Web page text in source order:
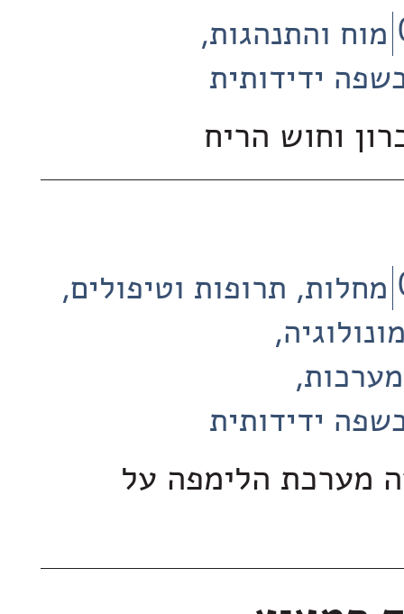
מוח והתנהגות
ידידותית
וחוש הריח
מחלות, תרופות וטיפולים
ידידותית
מערכת הלימפה על